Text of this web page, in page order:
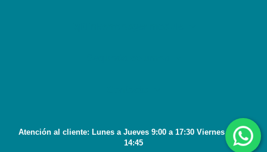
Atención al cliente: Lunes a Jueves 9:00 a 17:30 Viernes 8:45 a
14:45